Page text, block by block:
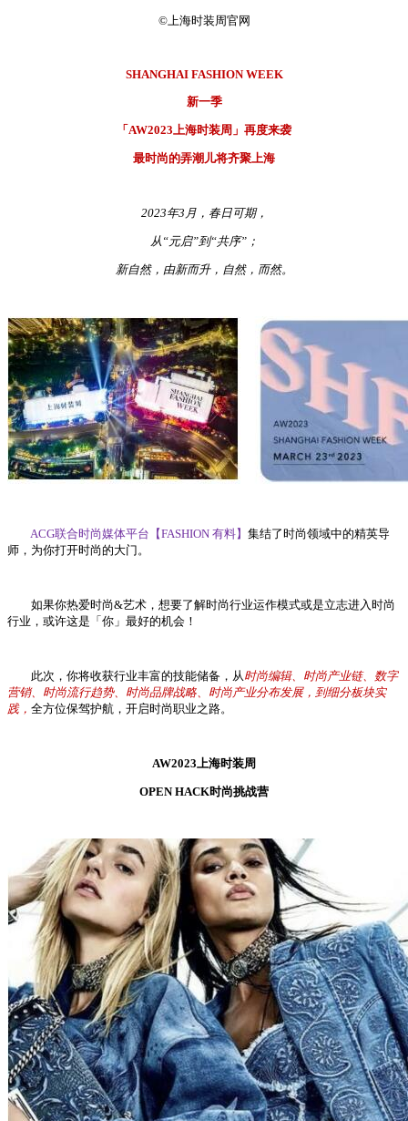
©上海时装周官网
SHANGHAI FASHION WEEK
新一季
「AW2023上海时装周」再度来袭
最时尚的弄潮儿将齐聚上海
2023年3月，春日可期，
从“元启”到“共序”；
新自然，由新而升，自然，而然。
ACG联合时尚媒体平台【FASHION 有料】 集结了时尚领域中的精英导
师，为你打开时尚的大门。
如果你热爱时尚&艺术，想要了解时尚行业运作模式或是立志进入时尚
行业，或许这是「你」最好的机会！
此次，你将收获行业丰富的技能储备，从 时尚编辑、时尚产业链、数字
营销、时尚流行趋势、时尚品牌战略、时尚产业分布发展，到细分板块实
践， 全方位保驾护航，开启时尚职业之路。
AW2023上海时装周
OPEN HACK时尚挑战营